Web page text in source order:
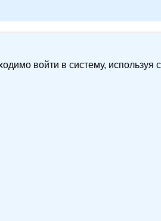
войти в систему, используя